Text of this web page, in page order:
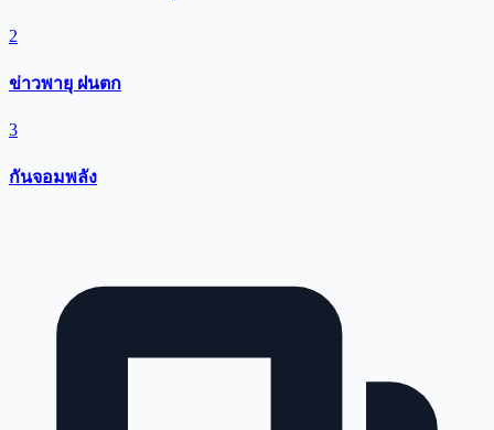
2
ข่าวพายุ ฝนตก
3
กันจอมพลัง